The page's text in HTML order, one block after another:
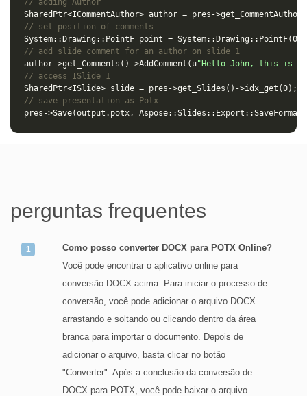
// adding Author
SharedPtr<ICommentAuthor> author = pres ->get_CommentAuthors
// set position of comments
System:: Drawing :: PointF point = System:: Drawing :: PointF(
// add slide comment for an author on slide 1
author->get_Comments () ->AddComment ( u"Hello John, this is a
// access ISlide 1
SharedPtr<ISlide> slide = pres ->get_Slides () ->idx_get (0);
// save presentation as Potx
pres ->Save(output . potx, Aspose::Slides :: Export ::SaveFormat
perguntas frequentes
Como posso converter DOCX para POTX Online?
Você pode encontrar o aplicativo online para
conversão DOCX acima. Para iniciar o processo de
conversão, você pode adicionar o arquivo DOCX
arrastando e soltando ou clicando dentro da área
branca para importar o documento. Depois de
adicionar o arquivo, basta clicar no botão
"Converter". Após a conclusão da conversão de
DOCX para POTX, você pode baixar o arquivo